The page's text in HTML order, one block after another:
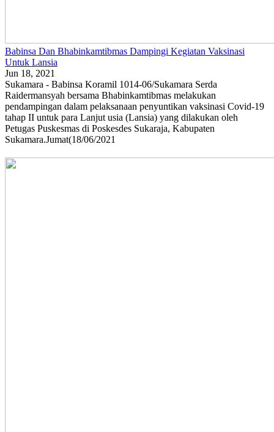
Babinsa Dan Bhabinkamtibmas Dampingi Kegiatan Vaksinasi
Untuk Lansia
Jun 18, 2021
Sukamara - Babinsa Koramil 1014-06/Sukamara Serda
Raidermansyah bersama Bhabinkamtibmas melakukan
pendampingan dalam pelaksanaan penyuntikan vaksinasi Covid-19
tahap II untuk para Lanjut usia (Lansia) yang dilakukan oleh
Petugas Puskesmas di Poskesdes Sukaraja, Kabupaten
Sukamara.Jumat(18/06/2021